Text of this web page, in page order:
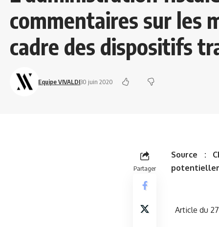
commentaires sur les
cadre des dispositifs
Equipe VIVALDI30 juin 2020
Partager
Source :
Article du